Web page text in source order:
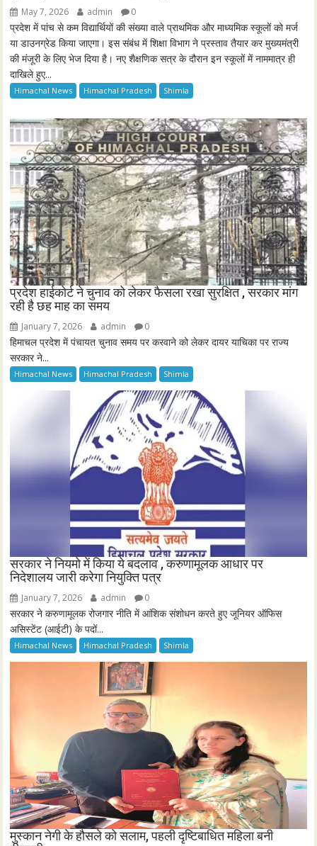
May 7, 2026 admin 0
प्रदेश में पांच से कम विद्यार्थियों की संख्या वाले प्राथमिक और माध्यमिक स्कूलों को मर्ज
या डाउनग्रेड किया जाएगा। इस संबंध में शिक्षा विभाग ने प्रस्ताव तैयार कर मुख्यमंत्री
की मंजूरी के लिए भेज दिया है। नए शैक्षणिक सत्र के दौरान इन स्कूलों में नाममात्र ही
दाखिले हुए...
Himachal News Himachal Pradesh Shimla
प्रदेश हाईकोर्ट ने चुनाव को लेकर फैसला रखा सुरक्षित , सरकार मांग
रही है छह माह का समय
January 7, 2026 admin 0
हिमाचल प्रदेश में पंचायत चुनाव समय पर करवाने को लेकर दायर याचिका पर राज्य
सरकार ने...
Himachal News Himachal Pradesh Shimla
सरकार ने नियमो में किया ये बदलाव , करुणामूलक आधार पर
निदेशालय जारी करेगा नियुक्ति पत्र
January 7, 2026 admin 0
सरकार ने करुणामूलक रोजगार नीति में आंशिक संशोधन करते हुए जूनियर ऑफिस
असिस्टेंट (आईटी) के पदों...
Himachal News Himachal Pradesh Shimla
मुस्कान नेगी के हौसले को सलाम, पहली दृष्टिबाधित महिला बनी